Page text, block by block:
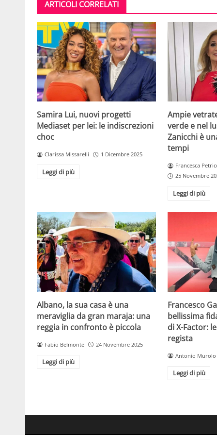
ARTICOLI CORRELATI
Samira Lui, nuovi progetti
Mediaset per lei: le indiscrezioni
choc
Clarissa Missarelli 1 Dicembre 2025
Leggi di più
Ampie
verde e nel
Zanicchi è
tempi
Francesca
25 Novembre
Leggi di più
Albano, la sua casa è una
meraviglia da gran maraja: una
reggia in confronto è piccola
Fabio Belmonte 24 Novembre 2025
Leggi di più
Francesco
bellissima
di X-Factor:
regista
Antonio Murolo
Leggi di più